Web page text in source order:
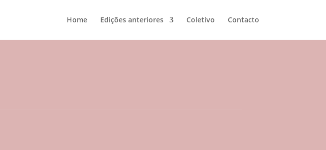
Home Edições anteriores Coletivo Contacto